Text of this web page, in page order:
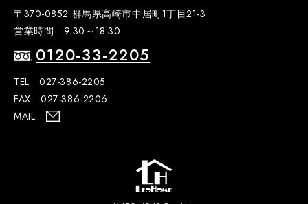
〒370-0852 群馬県高崎市中居町1丁目21-3
営業時間 9:30～18:30
0120-33-2205
TEL 027-386-2205
FAX 027-386-2206
MAIL